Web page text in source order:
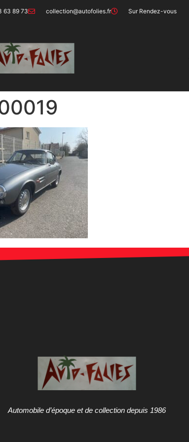
63 89 73 collection@autofolies.fr Sur Rendez-vous
Automobile d’époque et de collection depuis 1986